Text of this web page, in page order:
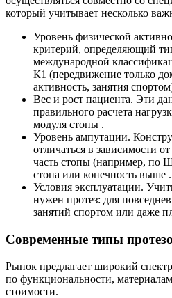
который учитывает несколько
Уровень физической
критерий, определяющий
международной
К1 (передвижение только
активность, занятия
Вес и рост пациента. Эти
правильного расчета
модуля стопы .
Уровень ампутации.
отличаться в зависимости
часть стопы (например, по
стопа или конечность выше .
Условия эксплуатации.
нужен протез: для
занятий спортом или даже
Современные типы
Рынок предлагает широкий
по функциональности,
стоимости.